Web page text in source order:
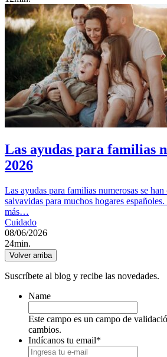
Las ayudas para familias
2026
Las ayudas para familias numerosas se
salvavidas para muchos hogares
más…
Cuidado
08/06/2026
24min.
Volver arriba
Suscríbete al blog y recibe las novedades.
Name
Este campo es un campo de
cambios.
Indícanos tu email*